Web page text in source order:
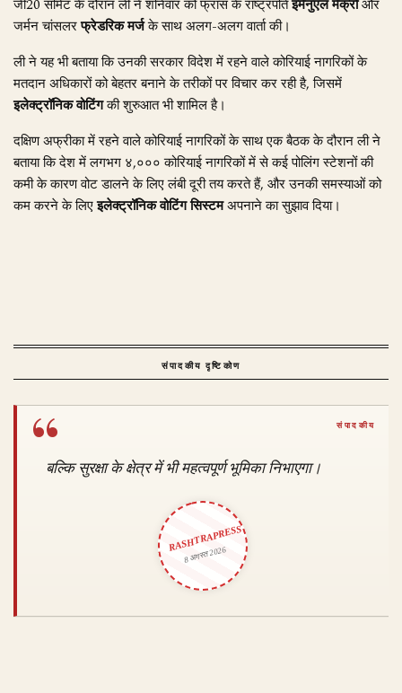
जी20 समिट के दौरान ली ने शनिवार को फ्रांस के राष्ट्रपतिइमैनुएल मैक्रोंऔर
जर्मन चांसलरफ्रेडरिक मर्जके साथ अलग-अलग वार्ता की।
ली ने यह भी बताया कि उनकी सरकार विदेश में रहने वाले कोरियाई नागरिकों के
मतदान अधिकारों को बेहतर बनाने के तरीकों पर विचार कर रही है, जिसमें
इलेक्ट्रॉनिक वोटिंगकी शुरुआत भी शामिल है।
दक्षिण अफ्रीका में रहने वाले कोरियाई नागरिकों के साथ एक बैठक के दौरान ली ने
बताया कि देश में लगभग ४,००० कोरियाई नागरिकों में से कई पोलिंग स्टेशनों की
कमी के कारण वोट डालने के लिए लंबी दूरी तय करते हैं, और उनकी समस्याओं को
कम करने के लिएइलेक्ट्रॉनिक वोटिंग सिस्टमअपनाने का सुझाव दिया।
संपादकीय दृष्टिकोण
बल्कि सुरक्षा के क्षेत्र में भी महत्वपूर्ण भूमिका निभाएगा।
RASHTRAPRESS
8 अगस्त 2026